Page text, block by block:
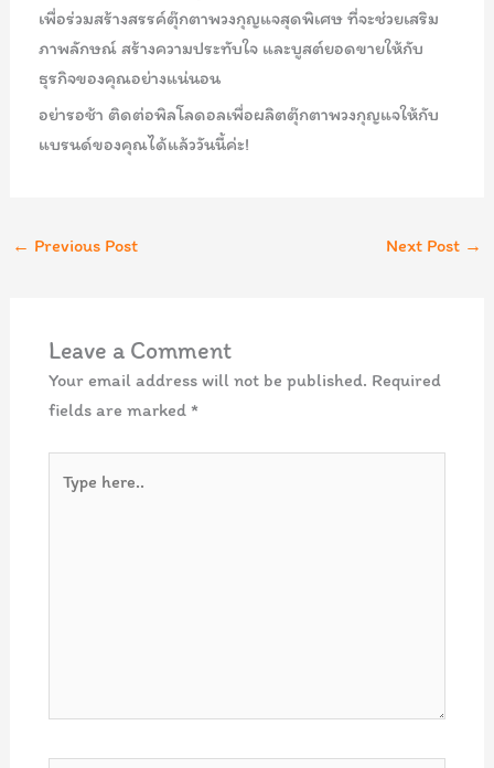
เพื่อร่วมสร้างสรรค์ตุ๊กตาพวงกุญแจสุดพิเศษ ที่จะช่วยเสริม
ภาพลักษณ์ สร้างความประทับใจ และบูสต์ยอดขายให้กับ
ธุรกิจของคุณอย่างแน่นอน
อย่ารอช้า ติดต่อพิลโลดอลเพื่อผลิตตุ๊กตาพวงกุญแจให้กับ
แบรนด์ของคุณได้แล้ววันนี้ค่ะ!
← Previous Post Next Post →
Leave a Comment
Your email address will not be published. Required
fields are marked *
here..